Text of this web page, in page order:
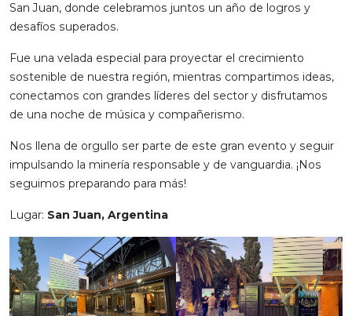
San Juan, donde celebramos juntos un año de logros y
desafíos superados.
Fue una velada especial para proyectar el crecimiento
sostenible de nuestra región, mientras compartimos ideas,
conectamos con grandes líderes del sector y disfrutamos
de una noche de música y compañerismo.
Nos llena de orgullo ser parte de este gran evento y seguir
impulsando la minería responsable y de vanguardia. ¡Nos
seguimos preparando para más!
Lugar: San Juan, Argentina